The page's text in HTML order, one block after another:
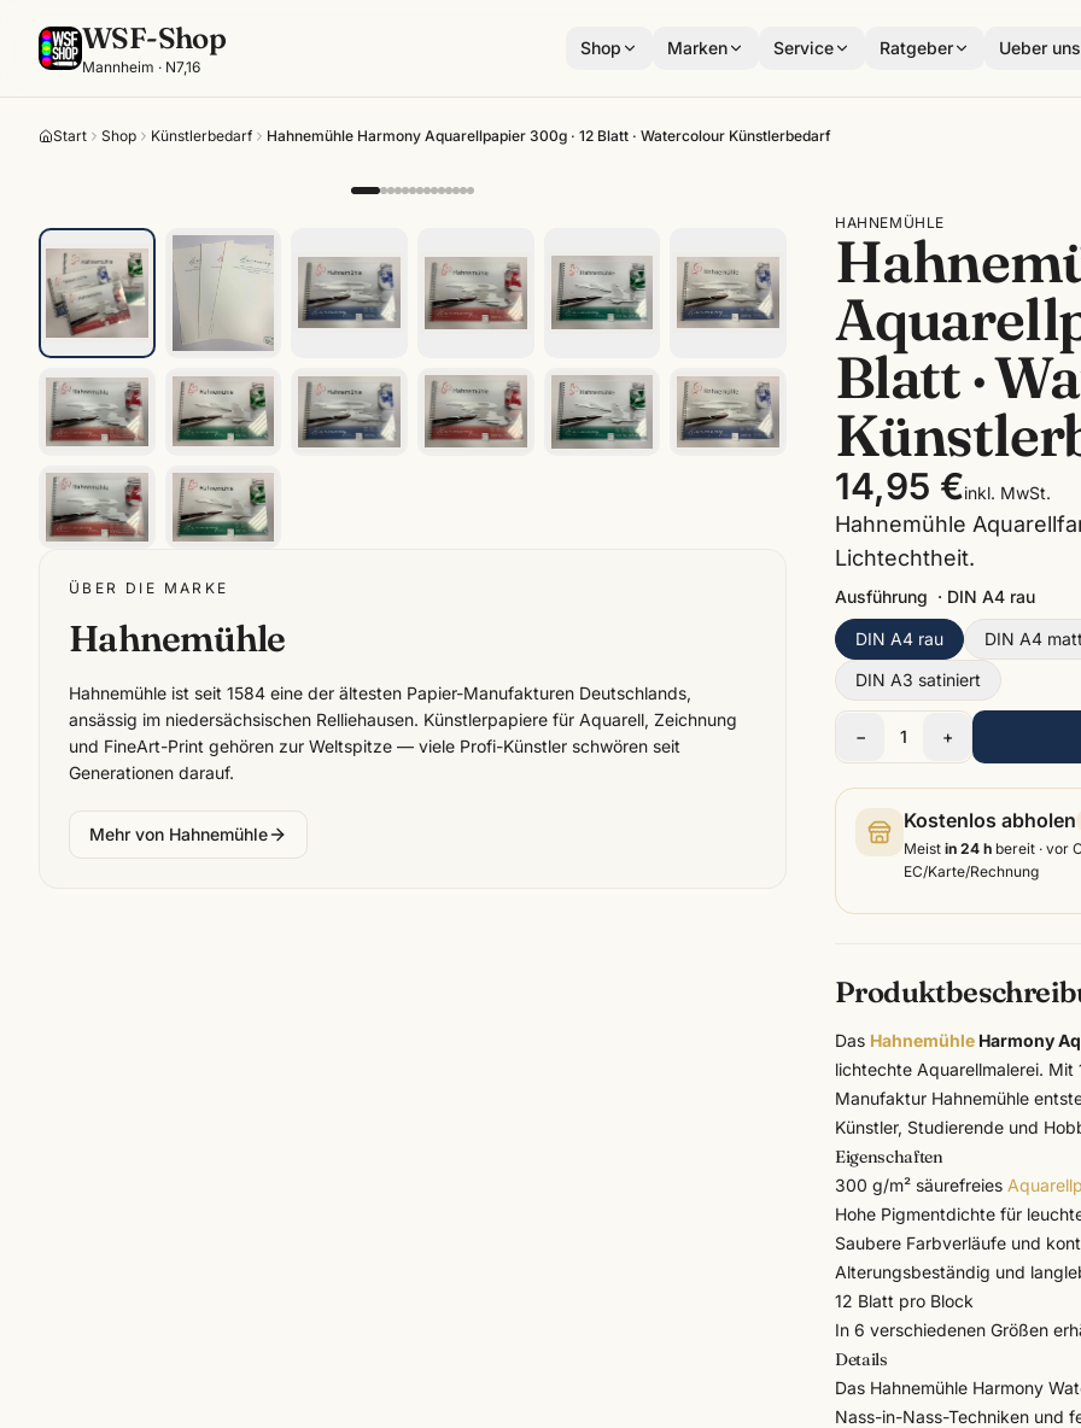
WSF-Shop
Mannheim · N7,16
Shop Marken Service Ratgeber Ueber uns
Start Shop Künstlerbedarf Hahnemühle Harmony Aquarellpapier 300g · 12 Blatt · Watercolour Künstlerbedarf
ÜBER DIE MARKE
Hahnemühle
Hahnemühle ist seit 1584 eine der ältesten Papier-Manufakturen Deutschlands,
ansässig im niedersächsischen Relliehausen. Künstlerpapiere für Aquarell, Zeichnung
und FineArt-Print gehören zur Weltspitze — viele Profi-Künstler schwören seit
Generationen darauf.
Mehr von Hahnemühle
HAHNEMÜHLE
Blatt ·
14,95 €inkl. MwSt.
Hahnemühle
Lichtechtheit.
Ausführung · DIN A4 rau
DIN A4 rau DIN A4 matt
DIN A3 satiniert
− 1 +
Kostenlos abholen
Meist in 24 h bereit · vor
EC/Karte/Rechnung
Das Hahnemühle Harmony
lichtechte Aquarellmalerei.
Manufaktur Hahnemühle
Künstler, Studierende und
Eigenschaften
300 g/m² säurefreies
Hohe Pigmentdichte für
Saubere Farbverläufe und
Alterungsbeständig und
12 Blatt pro Block
In 6 verschiedenen Größen
Details
Das Hahnemühle Harmony
Nass-in-Nass-Techniken und